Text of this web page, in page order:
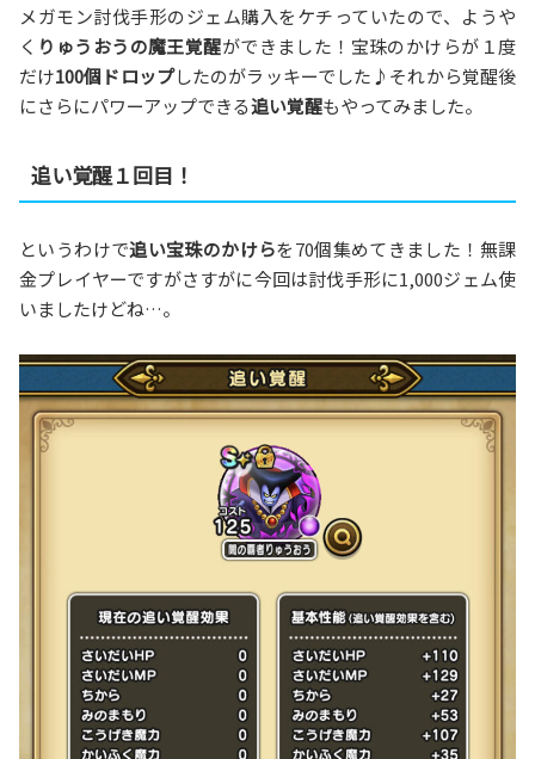
メガモン討伐手形のジェム購入をケチっていたので、ようや
く りゅうおうの魔王覚醒ができました！宝珠のかけらが１度
だけ100個ドロップしたのがラッキーでした♪それから覚醒後
にさらにパワーアップできる追い覚醒もやってみました。
追い覚醒１回目！
というわけで追い宝珠のかけらを70個集めてきました！無課
金プレイヤーですがさすがに今回は討伐手形に1,000ジェム使
いましたけどね…。